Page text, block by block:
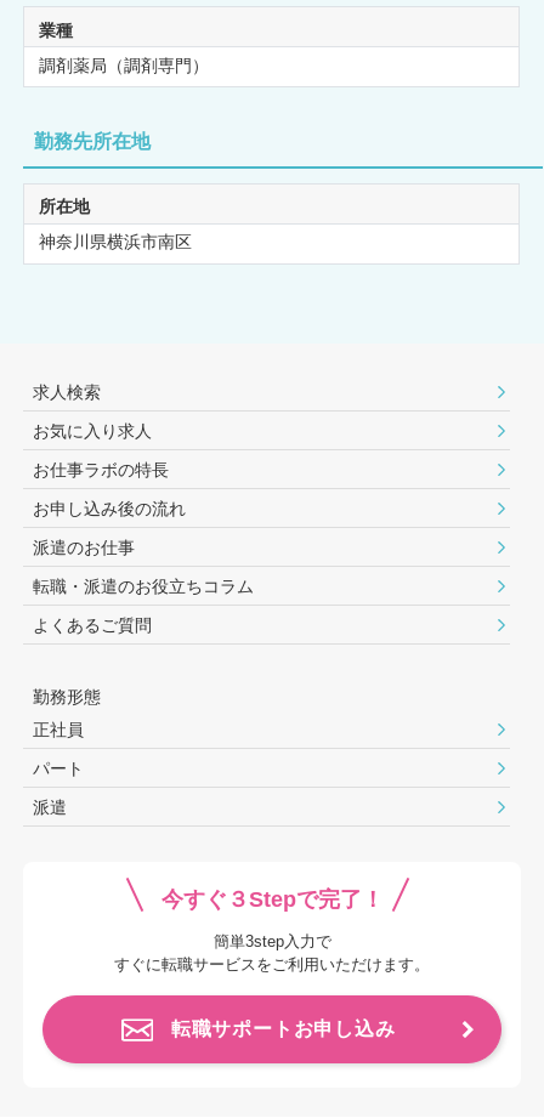
業種
調剤薬局（調剤専門）
勤務先所在地
所在地
神奈川県横浜市南区
求人検索
お気に入り求人
お仕事ラボの特長
お申し込み後の流れ
派遣のお仕事
転職・派遣のお役⽴ちコラム
よくあるご質問
勤務形態
正社員
パート
派遣
今すぐ３Stepで完了！
簡単3step入力で
すぐに転職サービスをご利用いただけます。
転職サポートお申し込み